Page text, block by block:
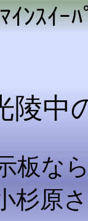
ｲﾝｽｲｰ
陵中
板な
杉原